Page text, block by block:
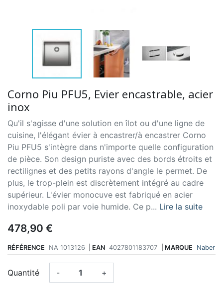
Corno Piu PFU5, Evier encastrable, acier
inox
Qu'il s'agisse d'une solution en îlot ou d'une ligne de
cuisine, l'élégant évier à encastrer/à encastrer Corno
Piu PFU5 s'intègre dans n'importe quelle configuration
de pièce. Son design puriste avec des bords étroits et
rectilignes et des petits rayons d'angle le permet. De
plus, le trop-plein est discrètement intégré au cadre
supérieur. L'évier monocuve est fabriqué en acier
inoxydable poli par voie humide. Ce p... Lire la suite
478,90 €
RÉFÉRENCE NA 1013126 EAN 4027801183707 MARQUE Naber
Quantité - +